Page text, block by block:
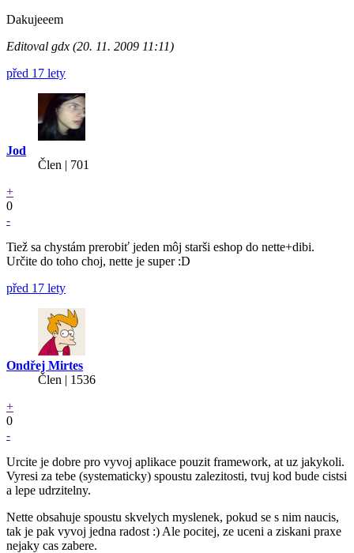
Dakujeeem
Editoval gdx (20. 11. 2009 11:11)
před 17 lety
Jod
Člen | 701
+
0
-
Tiež sa chystám prerobiť jeden môj starši eshop do nette+dibi.
Určite do toho choj, nette je super :D
před 17 lety
Ondřej Mirtes
Člen | 1536
+
0
-
Urcite je dobre pro vyvoj aplikace pouzit framework, at uz jakykoli.
Vyresi za tebe (systematicky) spoustu zalezitosti, tvuj kod bude cistsi
a lepe udrzitelny.
Nette obsahuje spoustu skvelych myslenek, pokud se s nim naucis,
tak je pak vyvoj jedna radost :) Ale pocitej, ze uceni a ziskani praxe
nejaky cas zabere.